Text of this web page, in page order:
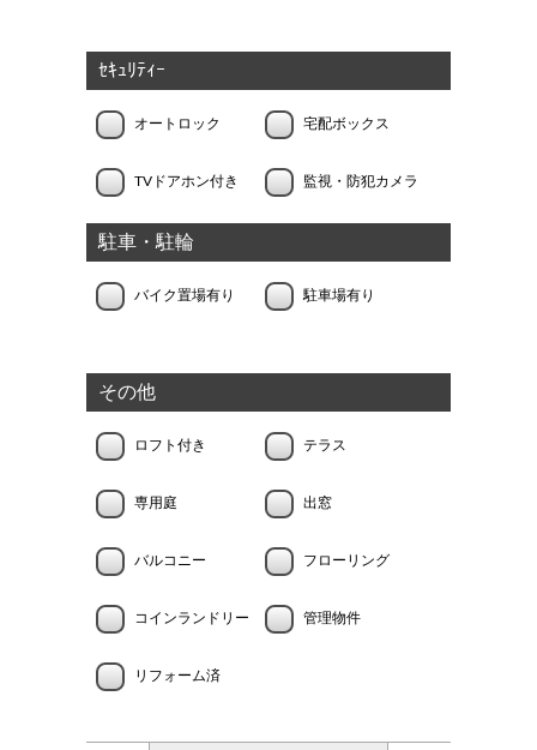
ｾｷｭﾘﾃｨｰ
オートロック 宅配ボックス
TVドアホン付き 監視・防犯カメラ
駐車・駐輪
バイク置場有り 駐車場有り
その他
ロフト付き テラス
専用庭 出窓
バルコニー フローリング
コインランドリー 管理物件
リフォーム済